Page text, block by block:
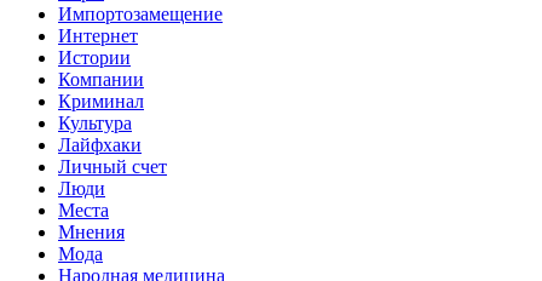
Импортозамещение
Интернет
Истории
Компании
Криминал
Культура
Лайфхаки
Личный счет
Люди
Места
Мнения
Мода
Народная медицина